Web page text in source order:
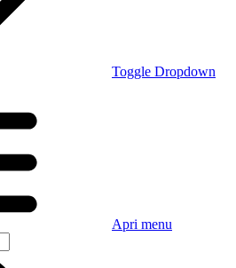
Toggle Dropdown
Apri menu